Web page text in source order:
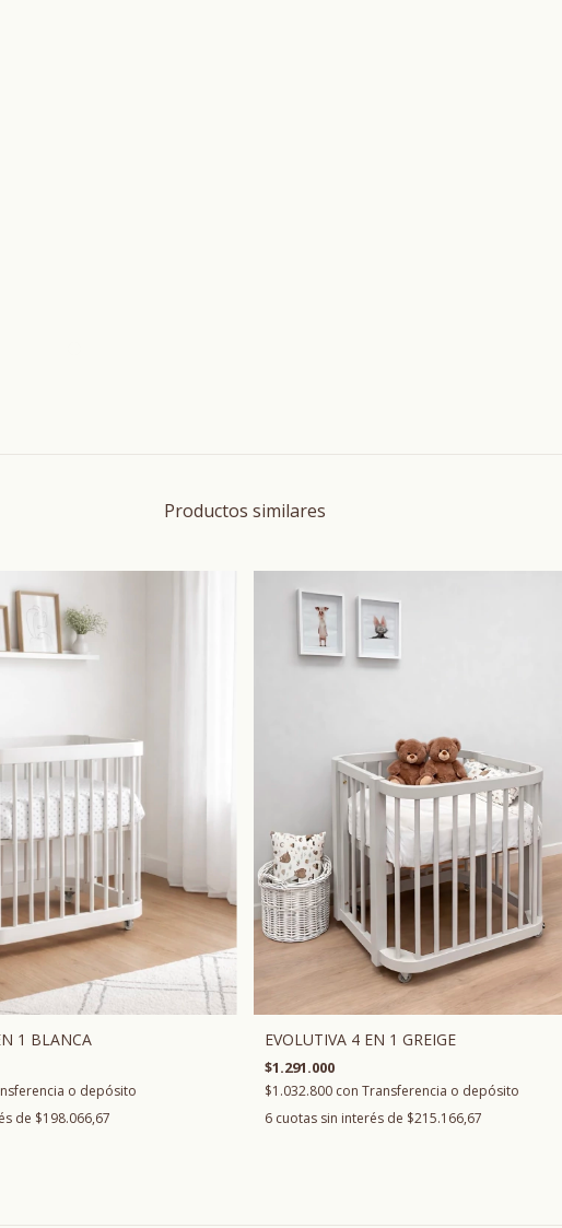
Productos similares
1 BLANCA
o depósito
de $198.066,67
EVOLUTIVA 4 EN 1 GREIGE
$1.291.000
$1.032.800 con Transferencia o depósito
6 cuotas sin interés de $215.166,67